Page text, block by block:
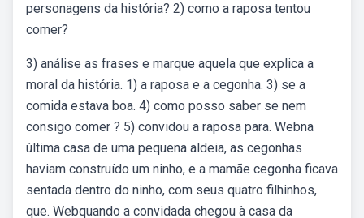
personagens da história? 2) como a raposa tentou
comer?
3) análise as frases e marque aquela que explica a
moral da história. 1) a raposa e a cegonha. 3) se a
comida estava boa. 4) como posso saber se nem
consigo comer ? 5) convidou a raposa para. Webna
última casa de uma pequena aldeia, as cegonhas
haviam construído um ninho, e a mamãe cegonha ficava
sentada dentro do ninho, com seus quatro filhinhos,
que. Webquando a convidada chegou à casa da